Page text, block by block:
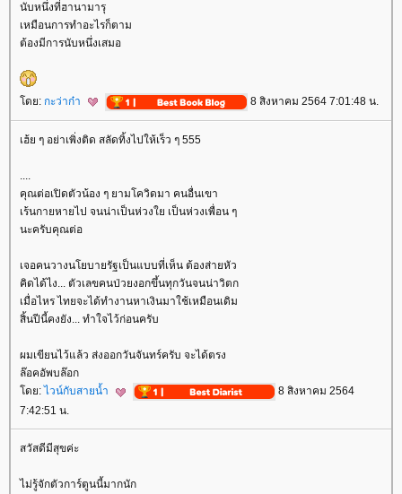
นับหนึ่งที่ฮานามารุ
เหมือนการทำอะไรก็ตาม
ต้องมีการนับหนึ่งเสมอ
ดย: กะว่าก๋า 8 สิงหาคม 2564 7:01:48 น.
เฮ้ย ๆ อย่าเพิ่งติด สลัดทิ้งไปให้เร็ว ๆ 555
....
คุณต่อเปิดตัวน้อง ๆ ยามโควิดมา คนอื่นเขา
เร้นกายหายไป จนน่าเป็นห่วงใย เป็นห่วงเพื่อน ๆ
นะครับคุณต่อ
เจอคนวางนโยบายรัฐเป็นแบบที่เห็น ต้องส่ายหัว
คิดได้ไง... ตัวเลขคนป่วยงอกขึ้นทุกวันจนน่าวิตก
เมื่อไหร ไทยจะได้ทำงานหาเงินมาใช้เหมือนเดิม
สิ้นปีนี้คงยัง... ทำใจไว้ก่อนครับ
ผมเขียนไว้แล้ว ส่งออกวันจันทร์ครับ จะได้ตรง
ล๊อคอัพบล๊อก
ดย: ไวน์กับสายน้ำ
8 สิงหาคม 2564
7:42:51 น.
สวัสดีมีสุขค่ะ
ไม่รู้จักตัวการ์ตูนนี้มากนัก